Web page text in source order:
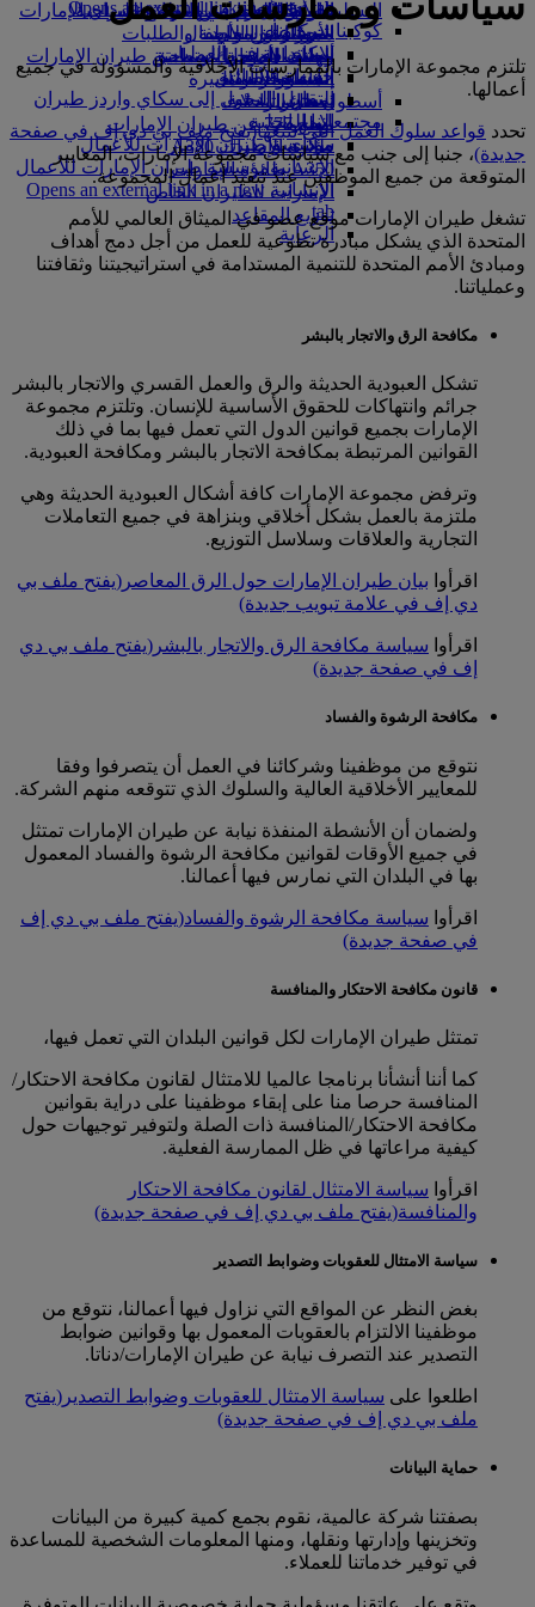
تناول الطعام في الدرجة السياحية
الممتازة
وجبات الدرجة السياحية
المشروبات
أسطول طائراتنا
بوينج 777
طائرة الإمارات A380
A350 طائرة الإمارات
الإمارات للطيران الخاص
توزيع المقاعد
السوق الحرة
متجرنا الرسمي
التسلية للأطفال
الترفيه عن الأطفال
ألعاب الأطفال
أنشطة للأطفال
in a new tab
كوكبنا
الاستدامة في العمليات
السياسة البيئية
التقارير البيئية
مجتمعاتنا المحلية
مؤسسة طيران الإمارات للأعمال
الإنسانيةمؤسسة طيران الإمارات للأعمال
الإنسانية Opens an external link in a new
tab
الرعاية
Opens an external link in a new tab
شركاؤنا
سكاي واردز رايل
حاسبة الأميال
تسجيل الدخول إلى سكاي واردز طيران
الإمارات
سكاي واردز+
السفر لأصحاب الهمم مع طيران الإمارات
المساعدة الخاصة والطلبات
تجربتكم على متن الطائرة
الأدوات والموارد
الهاتف المتحرك وتطبيق طيران الإمارات
إلغاء حجز أو تغييره
تعطل الرحلات
معلومات عن طيران الإمارات
تلتزم مجموعة الإمارات بالممارسات الأخلاقية والمسؤولة في جميع
أعمالها.
تحدد قواعد سلوك العمل التي نتبعها(يفتح ملف بي دي إف في صفحة
جديدة)، جنبا إلى جنب مع سياسات مجموعة الإمارات، المعايير
المتوقعة من جميع الموظفين عند تنفيذ أعمال المجموعة.
تشغل طيران الإمارات موقع عضو في الميثاق العالمي للأمم
المتحدة الذي يشكل مبادرة تطوعية للعمل من أجل دمج أهداف
ومبادئ الأمم المتحدة للتنمية المستدامة في استراتيجيتنا وثقافتنا
وعملياتنا.
مكافحة الرق والاتجار بالبشر
تشكل العبودية الحديثة والرق والعمل القسري والاتجار بالبشر
جرائم وانتهاكات للحقوق الأساسية للإنسان. وتلتزم مجموعة
الإمارات بجميع قوانين الدول التي تعمل فيها بما في ذلك
القوانين المرتبطة بمكافحة الاتجار بالبشر ومكافحة العبودية.
وترفض مجموعة الإمارات كافة أشكال العبودية الحديثة وهي
ملتزمة بالعمل بشكل أخلاقي وبنزاهة في جميع التعاملات
التجارية والعلاقات وسلاسل التوزيع.
اقرأوا بيان طيران الإمارات حول الرق المعاصر (يفتح ملف بي
دي إف في علامة تبويب جديدة)
اقرأوا سياسة مكافحة الرق والاتجار بالبشر (يفتح ملف بي دي
إف في صفحة جديدة)
مكافحة الرشوة والفساد
نتوقع من موظفينا وشركائنا في العمل أن يتصرفوا وفقا
للمعايير الأخلاقية العالية والسلوك الذي تتوقعه منهم الشركة.
ولضمان أن الأنشطة المنفذة نيابة عن طيران الإمارات تمتثل
في جميع الأوقات لقوانين مكافحة الرشوة والفساد المعمول
بها في البلدان التي نمارس فيها أعمالنا.
اقرأوا سياسة مكافحة الرشوة والفساد(يفتح ملف بي دي إف
في صفحة جديدة)
قانون مكافحة الاحتكار والمنافسة
تمتثل طيران الإمارات لكل قوانين البلدان التي تعمل فيها،
كما أننا أنشأنا برنامجا عالميا للامتثال لقانون مكافحة الاحتكار/
المنافسة حرصا منا على إبقاء موظفينا على دراية بقوانين
مكافحة الاحتكار/المنافسة ذات الصلة ولتوفير توجيهات حول
كيفية مراعاتها في ظل الممارسة الفعلية.
اقرأوا سياسة الامتثال لقانون مكافحة الاحتكار
والمنافسة(يفتح ملف بي دي إف في صفحة جديدة)
سياسة الامتثال للعقوبات وضوابط التصدير
بغض النظر عن المواقع التي نزاول فيها أعمالنا، نتوقع من
موظفينا الالتزام بالعقوبات المعمول بها وقوانين ضوابط
التصدير عند التصرف نيابة عن طيران الإمارات/دناتا.
اطلعوا على سياسة الامتثال للعقوبات وضوابط التصدير (يفتح
ملف بي دي إف في صفحة جديدة)
حماية البيانات
بصفتنا شركة عالمية، نقوم بجمع كمية كبيرة من البيانات
وتخزينها وإدارتها ونقلها، ومنها المعلومات الشخصية للمساعدة
في توفير خدماتنا للعملاء.